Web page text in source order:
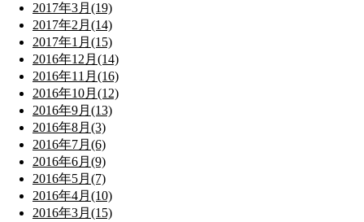
2017年3月(19)
2017年2月(14)
2017年1月(15)
2016年12月(14)
2016年11月(16)
2016年10月(12)
2016年9月(13)
2016年8月(3)
2016年7月(6)
2016年6月(9)
2016年5月(7)
2016年4月(10)
2016年3月(15)